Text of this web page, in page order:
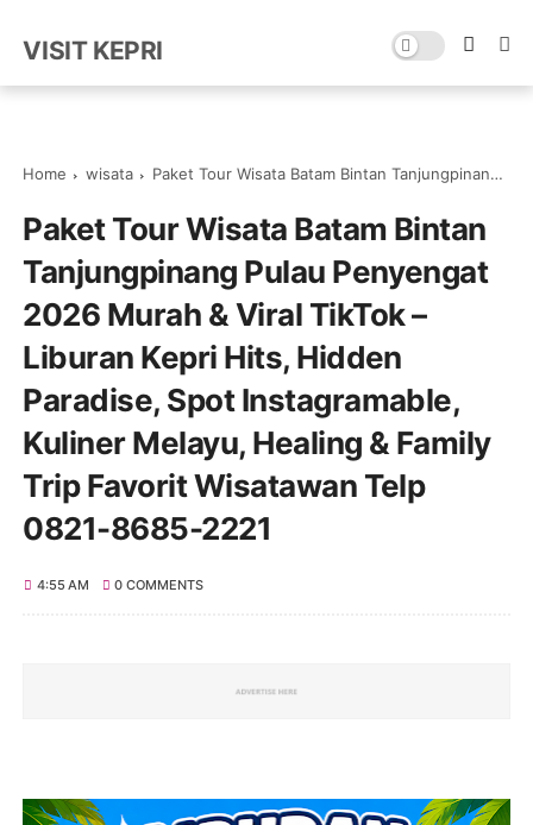
VISIT KEPRI
Home wisata Paket Tour Wisata Batam Bintan Tanjungpinang Pulau Penyengat 2026 Murah & Viral TikTok – Liburan Kepri Hits, Hidden Paradise, Spot Instagramable, Kuliner Melayu, Healing & Family Trip Favorit Wisatawan Telp 0821-8685-2221
Paket Tour Wisata Batam Bintan
Tanjungpinang Pulau Penyengat
2026 Murah & Viral TikTok –
Liburan Kepri Hits, Hidden
Paradise, Spot Instagramable,
Kuliner Melayu, Healing & Family
Trip Favorit Wisatawan Telp
0821-8685-2221
4:55 AM 0 COMMENTS